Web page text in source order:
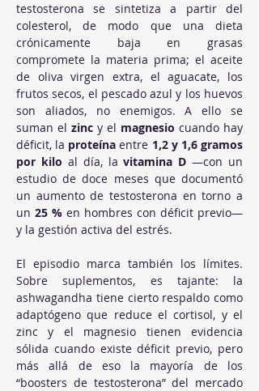
testosterona se sintetiza a partir del
colesterol, de modo que una dieta
crónicamente baja en grasas
compromete la materia prima; el aceite
de oliva virgen extra, el aguacate, los
frutos secos, el pescado azul y los huevos
son aliados, no enemigos. A ello se
suman el zinc y el magnesio cuando hay
déficit, la proteína entre 1,2 y 1,6 gramos
por kilo al día, la vitamina D —con un
estudio de doce meses que documentó
un aumento de testosterona en torno a
un 25 % en hombres con déficit previo—
y la gestión activa del estrés.
El episodio marca también los límites.
Sobre suplementos, es tajante: la
ashwagandha tiene cierto respaldo como
adaptógeno que reduce el cortisol, y el
zinc y el magnesio tienen evidencia
sólida cuando existe déficit previo, pero
más allá de eso la mayoría de los
“boosters de testosterona” del mercado